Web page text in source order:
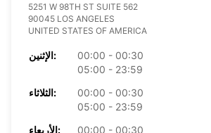
5251 W 98TH ST SUITE 562
90045 LOS ANGELES
UNITED STATES OF AMERICA
الإثنين:
00:00 - 00:30
05:00 - 23:59
الثلاثاء:
00:00 - 00:30
05:00 - 23:59
الأربعاء:
00:00 - 00:30